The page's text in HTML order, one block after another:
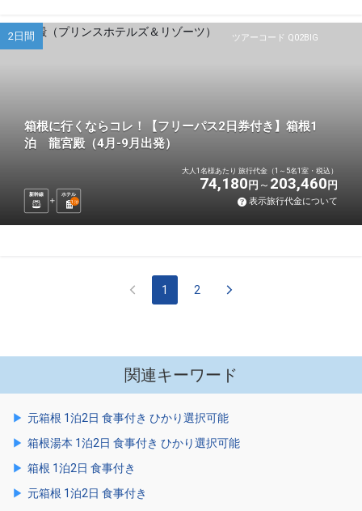
ツアーコード Q02BIG
2日間
箱根に行くならコレ！【フリーパス2日券付き】箱根1
泊 龍宮殿（4月-9月出発）
新幹線
ホテル
1 泊
大人1名様あたり 旅行代金（1～5名1室・税込）
74,180 円 203,460 円
表示旅行代金について
1 2
関連キーワード
元箱根 1泊2日 食事付き ひかり選択可能
箱根湯本 1泊2日 食事付き ひかり選択可能
箱根 1泊2日 食事付き
元箱根 1泊2日 食事付き